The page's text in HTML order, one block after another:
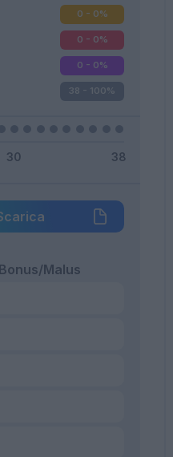
0 - 0%
0 - 0%
0 - 0%
38 - 100%
Bonus/Malus